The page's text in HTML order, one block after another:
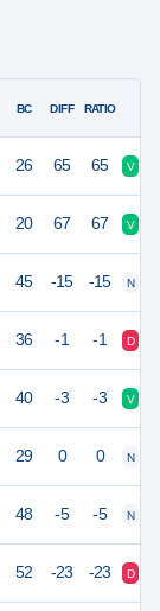
BC DIFF RATIO
26 65 65 V
20 67 67 V
45 -15 -15 N
36 -1 -1 D
40 -3 -3 V
29 0 0 N
48 -5 -5 N
52 -23 -23 D